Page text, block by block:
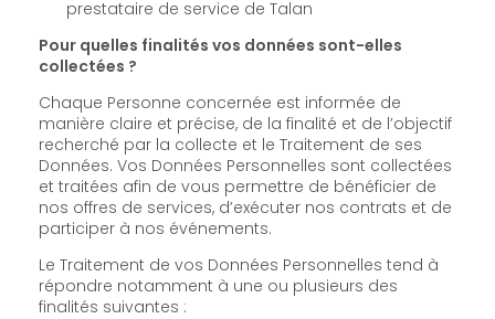
prestataire de service de Talan
Pour quelles finalités vos données sont-elles
collectées ?
Chaque Personne concernée est informée de
manière claire et précise, de la finalité et de l’objectif
recherché par la collecte et le Traitement de ses
Données. Vos Données Personnelles sont collectées
et traitées afin de vous permettre de bénéficier de
nos offres de services, d’exécuter nos contrats et de
participer à nos événements.
Le Traitement de vos Données Personnelles tend à
répondre notamment à une ou plusieurs des
finalités suivantes :